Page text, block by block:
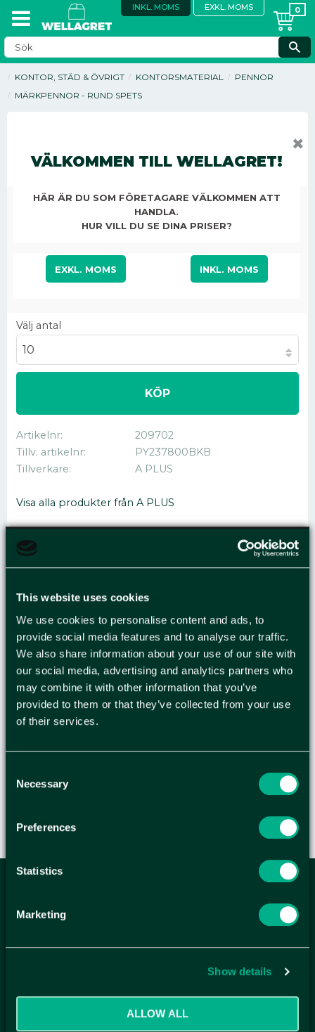
This website uses cookies
We use cookies to personalise content and ads, to
provide social media features and to analyse our traffic.
We also share information about your use of our site with
our social media, advertising and analytics partners who
may combine it with other information that you’ve
provided to them or that they’ve collected from your use
of their services.
Selection
Necessary
Preferences
Statistics
Marketing
Show details
ALLOW ALL
INKL. MOMS EXKL. MOMS
KONTOR, STÄD & ÖVRIGT KONTORSMATERIAL
PENNOR
MÄRKPENNOR - RUND SPETS
3,50
Välj antal
KÖP
Artikelnr
209702
Tillv. artikelnr
PY237800BKB
Tillverkare
A PLUS
Visa alla produkter från A PLUS
MÄRKPENNA A PLUS
ECO RUND 1-3MM
SVART
Alkoholbaserad märkpenna för de flesta
underlag. Permanent skrift. Pennkropp av 75%
återvunnen polypropylen. - Permanent bläck -
Textfärg: Svart
NYHETSBREV
KUNDTJÄNST
VÄLKOMMEN TILL WELLAGRET!
HÄR ÄR DU SOM FÖRETAGARE VÄLKOMMEN ATT
HANDLA.
HUR VILL DU SE DINA PRISER?
EXKL. MOMS INKL. MOMS
✖